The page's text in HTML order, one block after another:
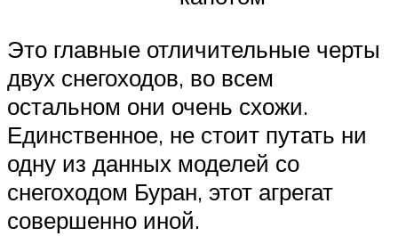
Это главные отличительные черты
двух снегоходов, во всем
остальном они очень схожи.
Единственное, не стоит путать ни
одну из данных моделей со
снегоходом Буран, этот агрегат
совершенно иной.